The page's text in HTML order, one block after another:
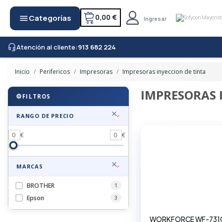
menuCategorías 0,00 € Ingresar
headset_micAtención al cliente:913 682 224
Inicio Perifericos Impresoras Impresoras inyeccion de tinta
FILTROS
RANGO DE PRECIO
0 € 0 €
MARCAS
BROTHER 1
Epson 3
WORKFORCE WF-